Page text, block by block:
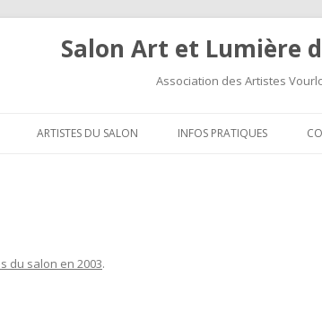
Salon Art et Lumière
Association des Artistes
ARTISTES DU SALON INFOS PRATIQUES
du salon en 2003.